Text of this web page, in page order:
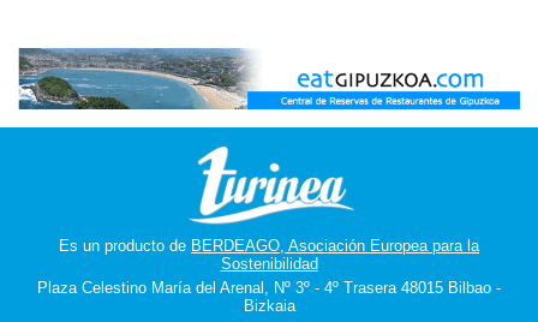
Es un producto de BERDEAGO, Asociación Europea para la
Sostenibilidad
Plaza Celestino María del Arenal, Nº 3º - 4º Trasera 48015 Bilbao -
Bizkaia